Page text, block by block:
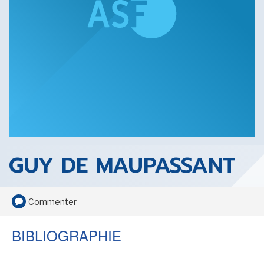
CINÉMA ET SÉRIES
GUY DE MAUPASSANT
Commenter
BIBLIOGRAPHIE